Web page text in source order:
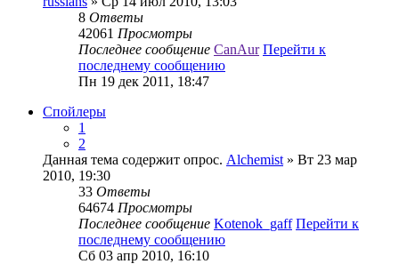
8 Ответы
42061 Просмотры
Последнее сообщение CanAur Перейти к
последнему сообщению
Пн 19 дек 2011, 18:47
Спойлеры
1
2
Данная тема содержит опрос. Alchemist » Вт 23 мар
2010, 19:30
33 Ответы
64674 Просмотры
Последнее сообщение Kotenok_gaff Перейти к
последнему сообщению
Сб 03 апр 2010, 16:10